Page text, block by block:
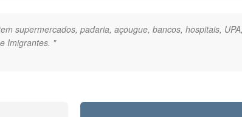
supermercados, padaria, açougue, bancos, hospitais,
Imigrantes. "